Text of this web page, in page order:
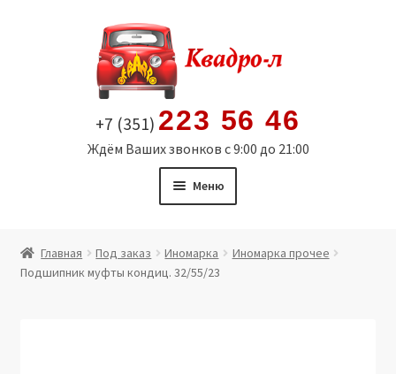
содержимому
+7 (351) 223 56 46
Ждём Ваших звонков с 9:00 до 21:00
Меню
Витрина
Главная Под заказ Иномарка
Иномарка прочее
Подшипник муфты кондиц. 32/55/23